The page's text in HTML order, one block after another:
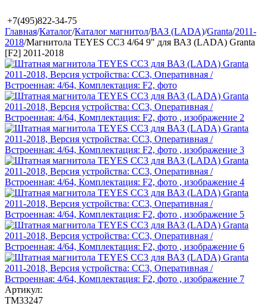
+7(495)822-34-75
Главная/Каталог/Каталог магнитол/ВАЗ (LADA)/Granta/2011-
2018/Магнитола TEYES CC3 4/64 9" для ВАЗ (LADA) Granta
[F2] 2011-2018
Артикул:
TM33247